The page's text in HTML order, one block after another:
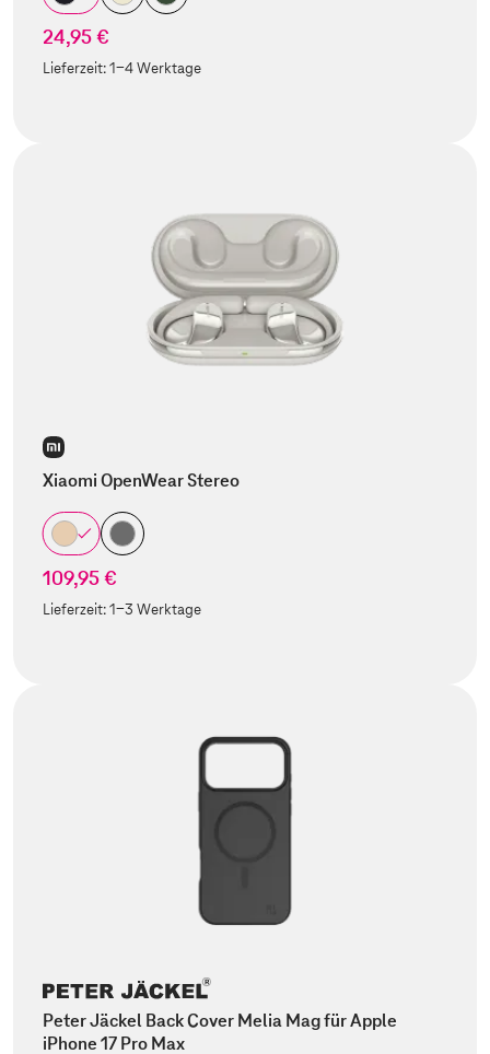
24,95 €
Lieferzeit:1-4 Werktage
Xiaomi OpenWear Stereo
109,95 €
Lieferzeit:1-3 Werktage
Peter Jäckel Back Cover Melia Mag für Apple
iPhone 17 Pro Max